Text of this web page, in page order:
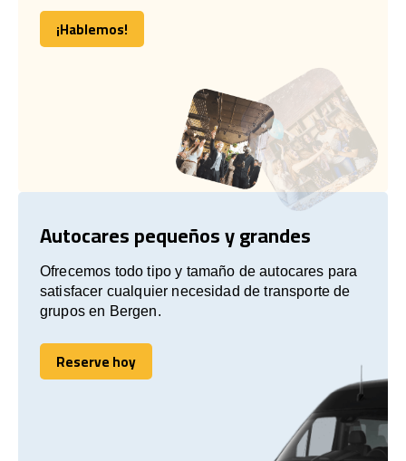
¡Hablemos!
¡Hablemos!
Autocares pequeños y grandes
Ofrecemos todo tipo y tamaño de autocares para
satisfacer cualquier necesidad de transporte de
grupos en Bergen.
Reserve hoy
Reserve hoy